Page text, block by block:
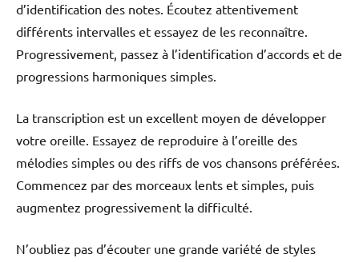
d’identification des notes. Écoutez attentivement
différents intervalles et essayez de les reconnaître.
Progressivement, passez à l’identification d’accords et de
progressions harmoniques simples.
La transcription est un excellent moyen de développer
votre oreille. Essayez de reproduire à l’oreille des
mélodies simples ou des riffs de vos chansons préférées.
Commencez par des morceaux lents et simples, puis
augmentez progressivement la difficulté.
N’oubliez pas d’écouter une grande variété de styles